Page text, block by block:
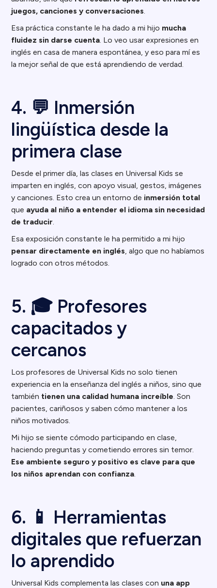
juegos, canciones y conversaciones.
Esa práctica constante le ha dado a mi hijo mucha
fluidez sin darse cuenta. Lo veo usar expresiones en
inglés en casa de manera espontánea, y eso para mí es
la mejor señal de que está aprendiendo de verdad.
4. 💬 Inmersión
lingüística desde la
primera clase
Desde el primer día, las clases en Universal Kids se
imparten en inglés, con apoyo visual, gestos, imágenes
y canciones. Esto crea un entorno de inmersión total
que ayuda al niño a entender el idioma sin necesidad
de traducir.
Esa exposición constante le ha permitido a mi hijo
pensar directamente en inglés, algo que no habíamos
logrado con otros métodos.
5. 🎓 Profesores
capacitados y
cercanos
Los profesores de Universal Kids no solo tienen
experiencia en la enseñanza del inglés a niños, sino que
también tienen una calidad humana increíble. Son
pacientes, cariñosos y saben cómo mantener a los
niños motivados.
Mi hijo se siente cómodo participando en clase,
haciendo preguntas y cometiendo errores sin temor.
Ese ambiente seguro y positivo es clave para que
los niños aprendan con confianza.
6. 📱 Herramientas
digitales que refuerzan
lo aprendido
Universal Kids complementa las clases con una app